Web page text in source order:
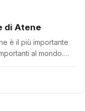
di Atene
è il più importante
al mondo.…